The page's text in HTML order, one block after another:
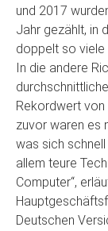
und 2017
Jahr gezählt, in
doppelt so viele
In die andere
Rekordwert von
zuvor waren es
was sich
allem teure
Computer“,
Deutschen